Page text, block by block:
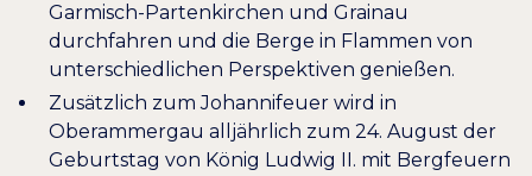
Garmisch-Partenkirchen und Grainau
durchfahren und die Berge in Flammen von
unterschiedlichen Perspektiven genießen.
Zusätzlich zum Johannifeuer wird in
Oberammergau alljährlich zum 24. August der
Geburtstag von König Ludwig II. mit Bergfeuern